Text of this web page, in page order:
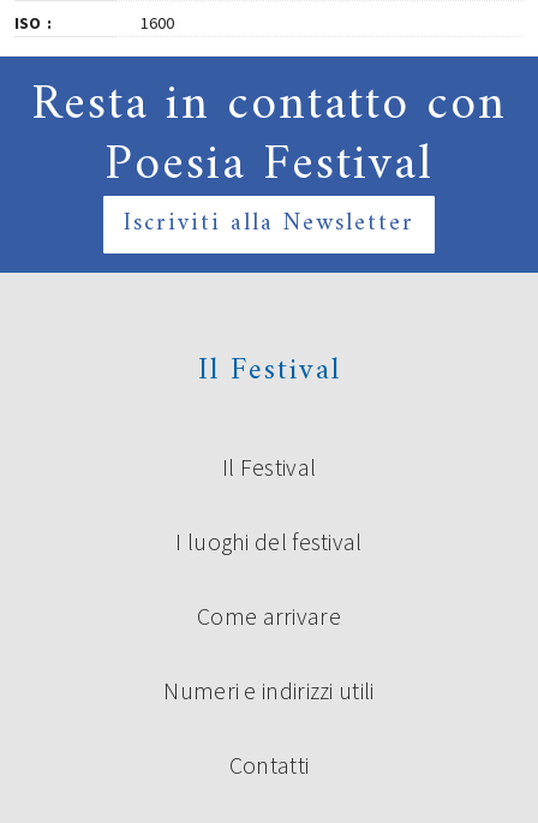
ISO
1600
Resta in contatto con
Poesia Festival
Iscriviti alla Newsletter
Il Festival
Il Festival
I luoghi del festival
Come arrivare
Numeri e indirizzi utili
Contatti